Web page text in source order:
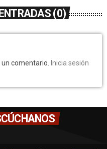
(0)
comentario.
Inicia sesión